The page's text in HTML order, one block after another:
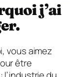
j’ai
vous aimez
être